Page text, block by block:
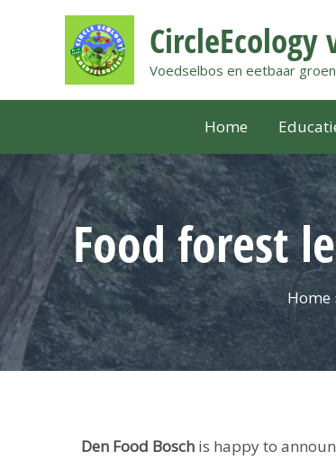
CircleEcology
Voedselbos en eetbaar groen
Home
Food forest
Home
Den Food Bosch is happy to